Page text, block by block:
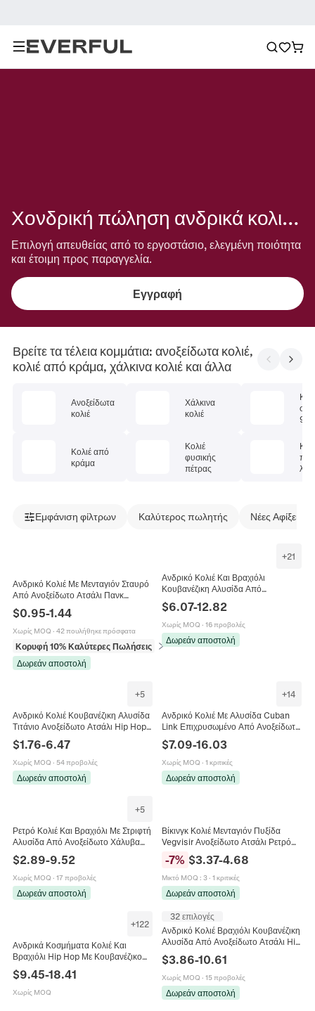
Χονδρική πώληση ανδρικά κολιέ από ανοξείδωτο ατσάλι
Επιλογή απευθείας από το εργοστάσιο, ελεγμένη ποιότητα
και έτοιμη προς παραγγελία.
Εγγραφή
Βρείτε τα τέλεια κομμάτια: ανοξείδωτα κολιέ,
κολιέ από κράμα, χάλκινα κολιέ και άλλα
Ανοξείδωτα
κολιέ
Κολιέ από
κράμα
Χάλκινα
κολιέ
Κολιέ
φυσικής
πέτρας
925
Εμφάνιση φίλτρων Καλύτερος πωλητής Νέες Αφίξεις
Ανδρικό Κολιέ Με Μενταγιόν Σταυρό
Από Ανοξείδωτο Ατσάλι Πανκ
Αλυσίδα Μαύρο Χρυσό Ασημί
Κοσμήματα Για Καθημερινό Πάρτι
$0.95-1.44
Χωρίς MOQ · 42 πουλήθηκε πρόσφατα
Κορυφή 10% Καλύτερες Πωλήσεις
σε Κολιέ
Δωρεάν αποστολή
+21
Ανδρικό Κολιέ Και Βραχιόλι
Κουβανέζικη Αλυσίδα Από
Ανοξείδωτο Ατσάλι Hip Hop
Κοσμήματα
$6.07-12.82
Χωρίς MOQ · 16 προβολές
Δωρεάν αποστολή
+5
Ανδρικό Κολιέ Κουβανέζικη Αλυσίδα
Τιτάνιο Ανοξείδωτο Ατσάλι Hip Hop
Punk Κόσμημα
$1.76-6.47
Χωρίς MOQ · 54 προβολές
Δωρεάν αποστολή
+14
Ανδρικό Κολιέ Με Αλυσίδα Cuban
Link Επιχρυσωμένο Από Ανοξείδωτο
Ατσάλι Με Κούμπωμα Με Στρας
Κοσμήματα Hip Hop Punk
$7.09-16.03
Χωρίς MOQ · 1 κριτικές
Δωρεάν αποστολή
+5
Ρετρό Κολιέ Και Βραχιόλι Με Στριφτή
Αλυσίδα Από Ανοξείδωτο Χάλυβα
Βιομηχανικό Punk Στυλ Ανδρικά
Κοσμήματα Μαύρο
$2.89-9.52
Χωρίς MOQ · 17 προβολές
Δωρεάν αποστολή
Βίκινγκ Κολιέ Μενταγιόν Πυξίδα
Vegvisir Ανοξείδωτο Ατσάλι Ρετρό
Ανδρικό Σκανδιναβικό Κόσμημα
Αξεσουάρ
-7% $3.37-4.68
Μικτό MOQ : 3· 1 κριτικές
Δωρεάν αποστολή
+122
Ανδρικά Κοσμήματα Κολιέ Και
Βραχιόλι Hip Hop Με Κουβανέζικο
Σύνδεσμο Από Ανοξείδωτο Ατσάλι
Αξεσουάρ Πανκ Στυλ Για Άνδρες
$9.45-18.41
Χωρίς MOQ
32 επιλογές
Ανδρικό Κολιέ Βραχιόλι Κουβανέζικη
Αλυσίδα Από Ανοξείδωτο Ατσάλι Hip
Hop Punk Κοσμήματα Χρυσό Ασημί
Χρώμα Με Κούμπωμα
$3.86-10.61
Χωρίς MOQ · 15 προβολές
Δωρεάν αποστολή